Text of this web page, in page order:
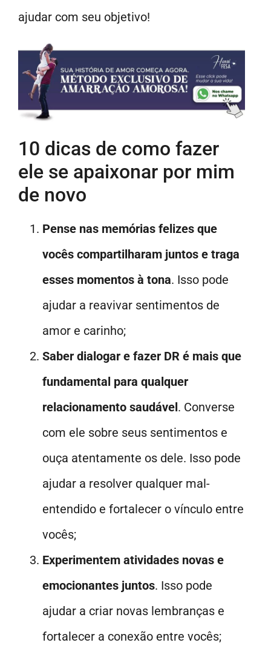
ajudar com seu objetivo!
10 dicas de como fazer
ele se apaixonar por mim
de novo
Pense nas memórias felizes que
vocês compartilharam juntos e traga
esses momentos à tona. Isso pode
ajudar a reavivar sentimentos de
amor e carinho;
Saber dialogar e fazer DR é mais que
fundamental para qualquer
relacionamento saudável . Converse
com ele sobre seus sentimentos e
ouça atentamente os dele. Isso pode
ajudar a resolver qualquer mal-
entendido e fortalecer o vínculo entre
vocês;
Experimentem atividades novas e
emocionantes juntos. Isso pode
ajudar a criar novas lembranças e
fortalecer a conexão entre vocês;